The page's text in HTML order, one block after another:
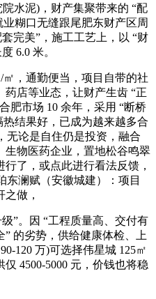
水泥)，财产集聚带来的 “配
糊口无缝跟尾肥东财产区周
完美”，施工工艺上，以 “财
6.0 米。
，通勤便当，项目自带的社
店等业态，让财产生齿 “正
肥市场 10 余年，采用 “断桥
结果好，已成为越来越多合
无论是自住仍是投资，融合
生物医药企业，置地松谷鸣翠
了，或点此进行看法反馈，
东澜赋（安徽城建）：项目
做，
。因 “工程质量高、交付有
的劣势，供给健康体检、上
120 万)可选择伟星城 125㎡
4500-5000 元，价钱也将稳